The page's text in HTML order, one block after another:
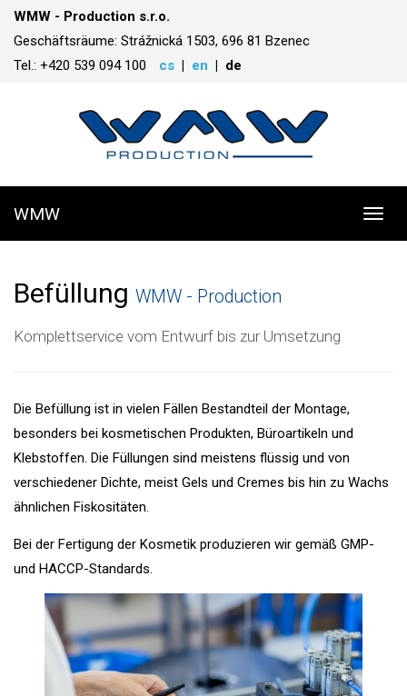
WMW - Production s.r.o.
Geschäftsräume: Strážnická 1503, 696 81 Bzenec
Tel.: +420 539 094 100
cs en de
WMW
Befüllung WMW - Production
Komplettservice vom Entwurf bis zur Umsetzung
Die Befüllung ist in vielen Fällen Bestandteil der Montage,
besonders bei kosmetischen Produkten, Büroartikeln und
Klebstoffen. Die Füllungen sind meistens flüssig und von
verschiedener Dichte, meist Gels und Cremes bis hin zu Wachs
ähnlichen Fiskositäten.
Bei der Fertigung der Kosmetik produzieren wir gemäß GMP-
und HACCP-Standards.